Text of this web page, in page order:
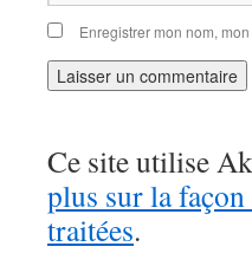
Enregistrer mon nom,
Ce site utilise
plus sur la
traitées.